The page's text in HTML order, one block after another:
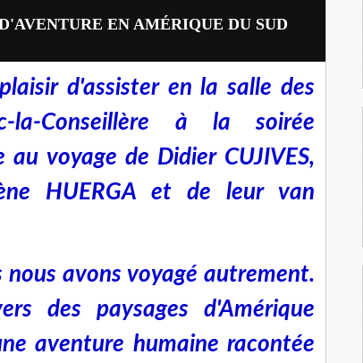
EN AMÉRIQUE DU SUD
d'assister en la salle des
la-Conseillère à la soirée
voyage de Didier CUJIVES,
HUERGA et de leur van
nous avons voyagé autrement.
des paysages d'Amérique
aventure humaine racontée